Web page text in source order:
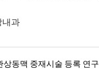
내과
상동맥 중재시술 등록 연구